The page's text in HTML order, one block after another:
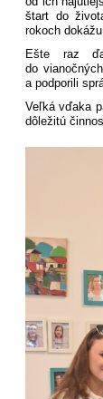
štart do
rokoch
Ešte raz
do
a podporili
Veľká vďaka
dôležitú